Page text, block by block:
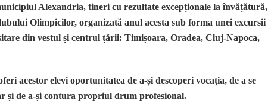
Alexandria, tineri cu rezultate excepționale la învățătură,
Olimpicilor, organizată anul acesta sub forma unei excursii
din vestul și centrul țării: Timișoara, Oradea, Cluj-Napoca,
acestor elevi oportunitatea de a-și descoperi vocația, de a se
și de a-și contura propriul drum profesional.